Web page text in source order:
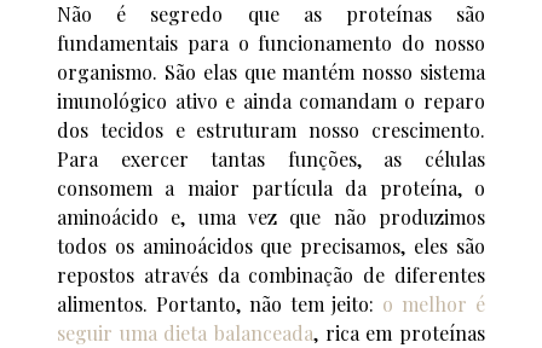
Não é segredo que as proteínas são
fundamentais para o funcionamento do nosso
organismo. São elas que mantém nosso sistema
imunológico ativo e ainda comandam o reparo
dos tecidos e estruturam nosso crescimento.
Para exercer tantas funções, as células
consomem a maior partícula da proteína, o
aminoácido e, uma vez que não produzimos
todos os aminoácidos que precisamos, eles são
repostos através da combinação de diferentes
alimentos. Portanto, não tem jeito: o melhor é
seguir uma dieta balanceada, rica em proteínas